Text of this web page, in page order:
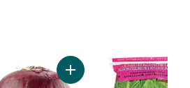
de serre au panier
Ajouter Oignons rouges